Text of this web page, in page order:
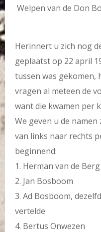
Welpen van de Don
Herinnert u zich nog
geplaatst op 22 april
tussen was gekomen,
vragen al meteen de
want die kwamen per
We geven u de
van links naar rechts
beginnend:
1. Herman van de Berg
2. Jan Bosboom
3. Ad Bosboom,
vertelde
4. Bertus Onwezen